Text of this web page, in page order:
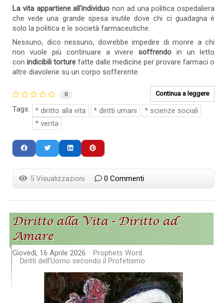
La vita appartiene all'individuo non ad una politica ospedaliera
che vede una grande spesa inutile dove chi ci guadagna è
solo la politica e le società farmaceutiche.
Nessuno, dico nessuno, dovrebbe impedire di morire a chi
non vuole più continuare a viveresoffrendo in un letto
con indicibili torture fatte dalle medicine per provare farmaci o
altre diavolerie su un corpo sofferente.
Continua a leggere
0
Tags: diritto alla vita diritti umani
scienze sociali
verita
5 Visualizzazioni 0 Commenti
Diritto alla Vita - Diritto ad
Amare
Giovedì, 16 Aprile 2026
Prophets Word
Diritti dell'Uomo secondo il Profetismo